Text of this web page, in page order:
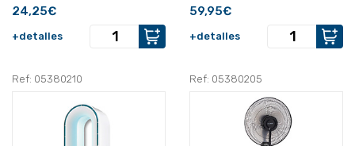
24,25€
+detalles
Oscilante..
59,95€
+detalles
Ref: 05380210 Ref: 05380205